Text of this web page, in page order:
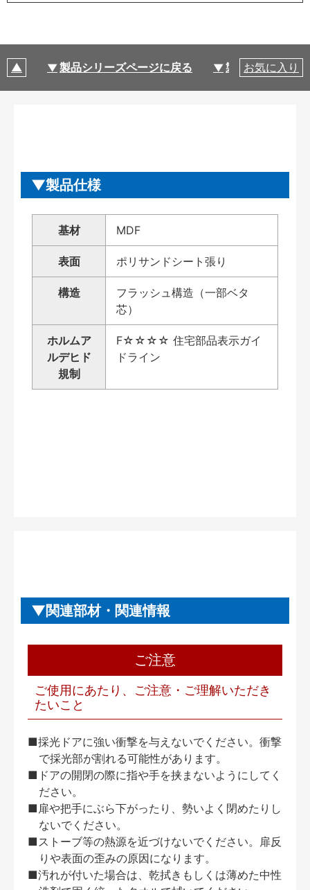
製品シリーズページに戻る 製品仕様
お気に入り
製品仕様
基材 MDF
表面 ポリサンドシート張り
構造
フラッシュ構造（一部ベタ
芯）
ホルムア
ルデヒド
規制
F☆☆☆☆ 住宅部品表示ガイ
ドライン
関連部材・関連情報
ご注意
ご使用にあたり、ご注意・ご理解いただき
たいこと
■採光ドアに強い衝撃を与えないでください。衝撃
で採光部が割れる可能性があります。
■ドアの開閉の際に指や手を挟まないようにしてく
ださい。
■扉や把手にぶら下がったり、勢いよく閉めたりし
ないでください。
■ストーブ等の熱源を近づけないでください。扉反
りや表面の歪みの原因になります。
■汚れが付いた場合は、乾拭きもしくは薄めた中性